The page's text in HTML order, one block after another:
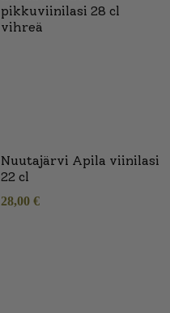
pikkuviinilasi 28 cl
vihreä
Nuutajärvi Apila viinilasi
22 cl
28,00 €